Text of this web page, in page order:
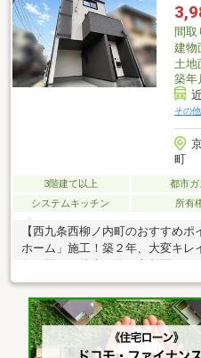
間取
建物
土地
築年
その
町
3階建て以上 都市ガ
システムキッチン
所有
【西九条西柳ノ内町のおすすめ
ホーム」施工！築２年、大変キレ
す。・２階LDKにはインナーサッ
ます！・収納スペースも充実！
てます。・２階、３階にバルコニ
スも確保できます！・普通車１
ください！☆※建確対象宅地面積：